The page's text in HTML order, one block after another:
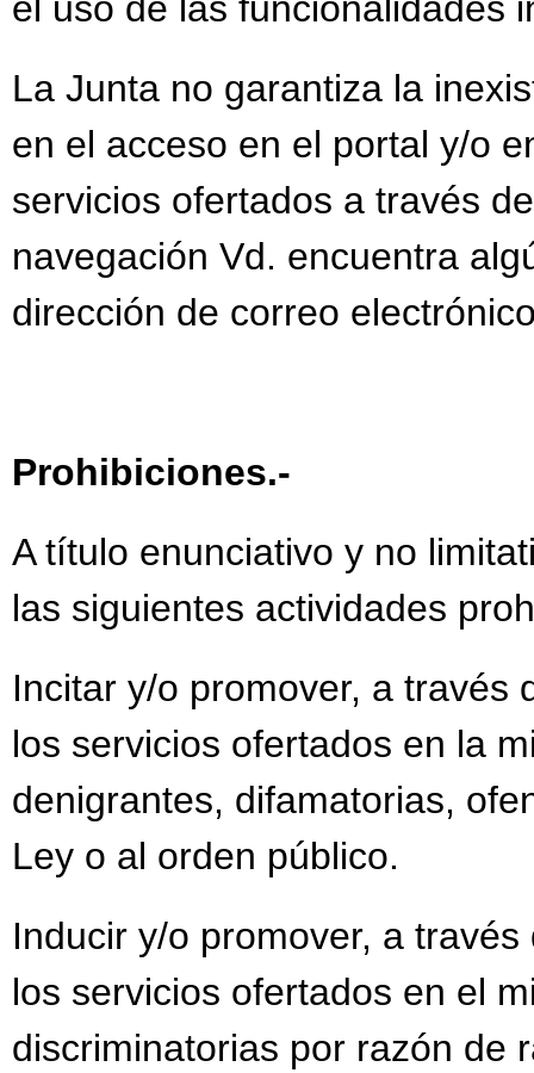
La Junta no garantiza la
en el acceso en el portal y/o
servicios ofertados a través
navegación Vd. encuentra
dirección de correo
Prohibiciones.-
A título enunciativo y no
las siguientes actividades
Incitar y/o promover, a través
los servicios ofertados en la
denigrantes, difamatorias,
Ley o al orden público.
Inducir y/o promover, a
los servicios ofertados en el
discriminatorias por razón de